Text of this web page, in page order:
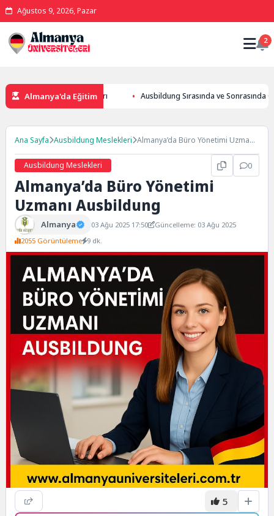
Ağustos 9, 2026, Pazar
2
Almanya'da Eğitim
b2 Almanca sınavları Ausbildung Sırasında ve Sonrasında
Ana Sayfa Ausbildung Meslekleri Almanya’da Büro Yönetimi Uzmanı
Ausbildung Meslekleri
0
Almanya’da Büro Yönetimi
Uzmanı Ausbildung
Almanya 03 Ağu 2025 17:50
Güncelleme: 03 Ağu 2025
2055 Görüntüleme 9 dk.
5